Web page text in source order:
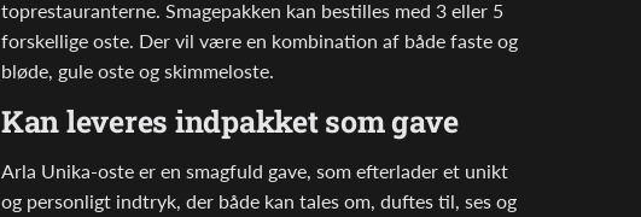
.
.
toprestauranterne. Smagepakken kan bestilles med 3 eller 5
forskellige oste. Der vil være en kombination af både faste og
bløde, gule oste og skimmeloste.
Kan leveres indpakket som gave
Arla Unika-oste er en smagfuld gave, som efterlader et unikt
og personligt indtryk, der både kan tales om, duftes til, ses og